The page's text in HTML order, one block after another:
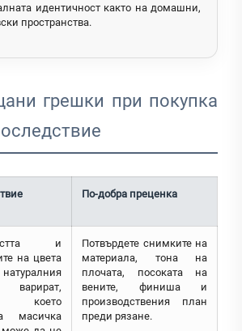
идентичност както на домашни,
пространства.
грешки при покупка
По-добра преценка
и
на цвета
варират,
което
масичка
Потвърдете снимките на
материала, тона на
плочата, посоката на
вените, финиша и
производствения план
преди рязане.